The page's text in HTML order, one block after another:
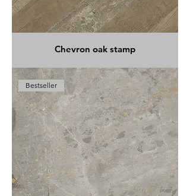
Chevron oak stamp
Bestseller